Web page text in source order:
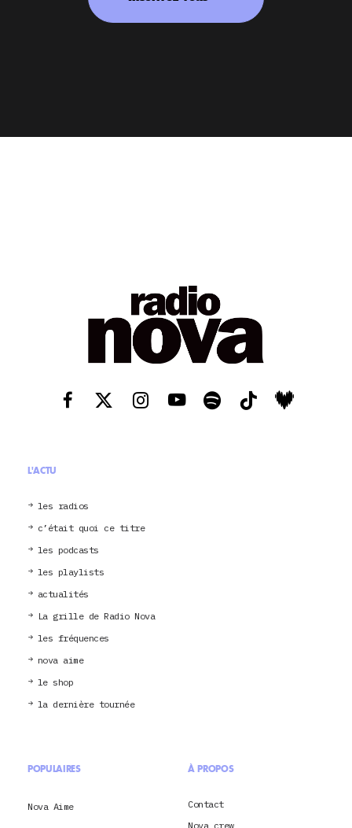
L'ACTU
les radios
c’était quoi ce titre
les podcasts
les playlists
actualités
La grille de Radio Nova
les fréquences
nova aime
le shop
la dernière tournée
POPULAIRES
Nova Aime
À PROPOS
Contact
Nova crew